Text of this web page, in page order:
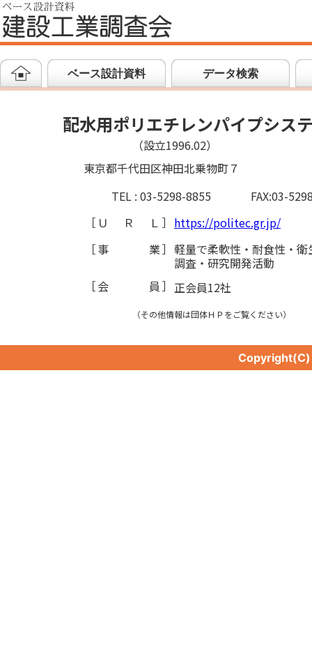
ベース設計資料 データ検索
配水用ポリエチレンパイプシス
（設立1996.02）
東京都千代田区神田北乗物町７
TEL : 03-5298-8855
FAX:03-
［ ＵＲＬ ］ https://politec.gr.jp/
［事業］ 軽量で柔軟性・耐食性・
調査・研究開発活動
［会員 ］ 正会員12社
（その他情報は団体ＨＰをご覧ください）